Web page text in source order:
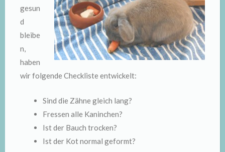
gesun
d
bleibe
n,
haben
wir folgende Checkliste entwickelt:
Sind die Zähne gleich lang?
Fressen alle Kaninchen?
Ist der Bauch trocken?
Ist der Kot normal geformt?